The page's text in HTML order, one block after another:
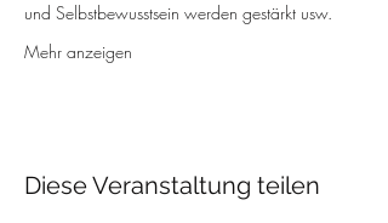
und Selbstbewusstsein werden gestärkt usw.
Mehr anzeigen
Diese Veranstaltung teilen